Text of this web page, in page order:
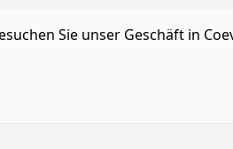
Sie unser Geschäft in